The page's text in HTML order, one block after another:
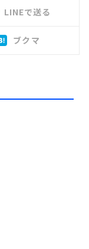
LINEで送る
ブクマ